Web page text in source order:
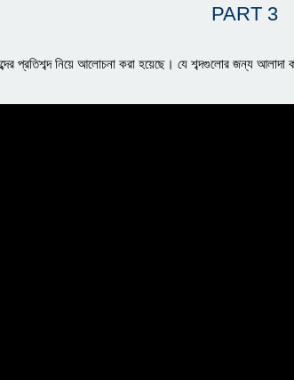
PART 3
প্রতিশব্দ নিয়ে আলোচনা করা হয়েছে। যে শব্দগুলোর জন্য